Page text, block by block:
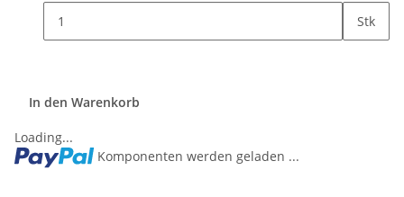
Stk
In den Warenkorb
Loading...
Komponenten werden geladen ...